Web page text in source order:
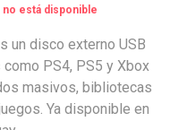
está disponible
un disco externo USB
PS4, PS5 y Xbox
masivos, bibliotecas
Ya disponible en